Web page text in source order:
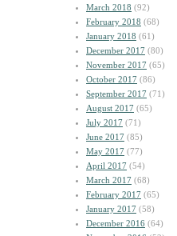
March 2018 (92)
February 2018 (68)
January 2018 (61)
December 2017 (80)
November 2017 (65)
October 2017 (86)
September 2017 (71)
August 2017 (65)
July 2017 (71)
June 2017 (85)
May 2017 (77)
April 2017 (54)
March 2017 (68)
February 2017 (65)
January 2017 (58)
December 2016 (64)